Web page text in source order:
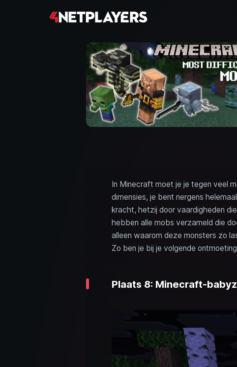
In Minecraft moet je je tegen veel
dimensies, je bent nergens
kracht, hetzij door vaardigheden
hebben alle mobs verzameld die
alleen waarom deze monsters zo
Zo ben je bij je volgende
Plaats 8: Minecraft-